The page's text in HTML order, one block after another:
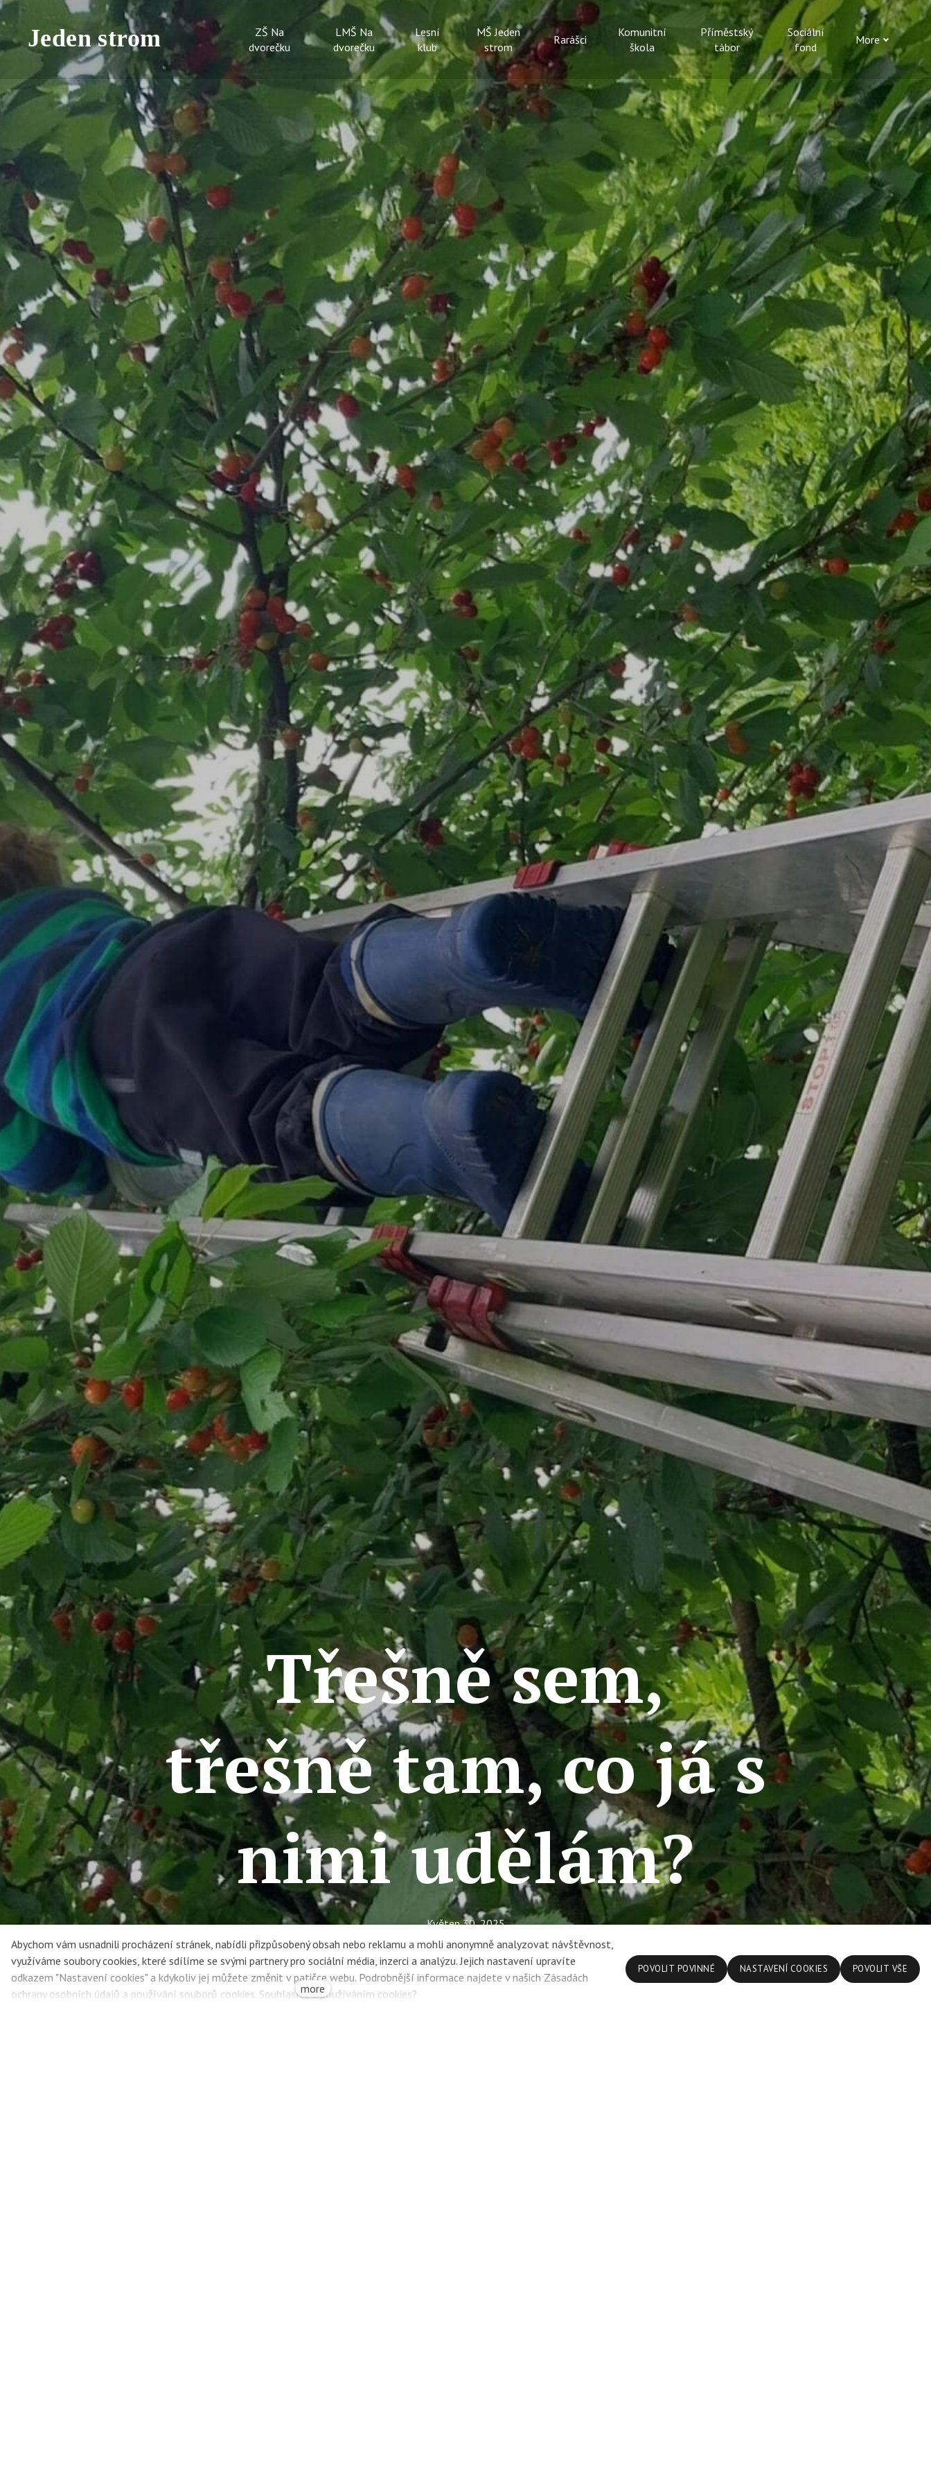
ZŠ Na
dvorečku
LMŠ Na
dvorečku
Lesní
klub
MŠ Jeden
strom
Rarášci
Komunitní
škola
Příměstský
tábor
Sociální
fond
More
Třešně sem,
třešně tam, co já s
nimi udělám?
Květen 30, 2025
LMŠ Na dvorečku
Lesní MŠ Na dvorečku
Abychom vám usnadnili procházení stránek, nabídli přizpůsobený obsah nebo reklamu a mohli anonymně analyzovat návštěvnost,
využíváme soubory cookies, které sdílíme se svými partnery pro sociální média, inzerci a analýzu. Jejich nastavení upravíte
odkazem "Nastavení cookies" a kdykoliv jej můžete změnit v patičce webu. Podrobnější informace najdete v našich Zásadách
ochrany osobních údajů a používání souborů cookies. Souhlasíte s používáním cookies?
more
POVOLIT POVINNÉ NASTAVENÍ COOKIES POVOLIT VŠE